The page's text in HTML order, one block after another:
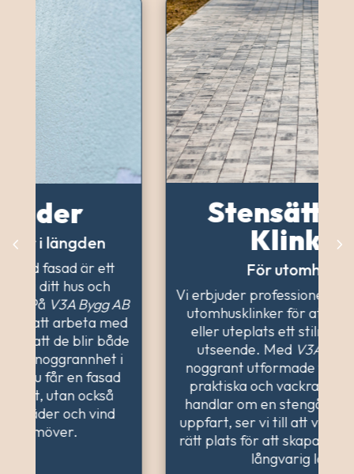
Stensättning &
Vi erbjuder professionell stensättning och
utomhusklinker för att ge din trädgård
eller uteplats ett stilrent och hållbart
utseende. Med
V3A Bygg ABfår du
noggrant utformade ytor som både är
praktiska och vackra. Oavsett om det
handlar om en stengång, uteplats eller
uppfart, ser vi till att varje sten ligger på
rätt plats för att skapa en harmonisk och